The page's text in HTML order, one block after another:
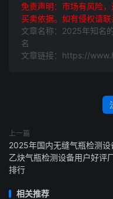
免责声明：市场有风险
买卖依据。如有侵权请联
文章名称：2025年知名
名
文章链接：https://
上一篇
2025年国内无缝气瓶检测设
乙炔气瓶检测设备用户好评
排行
相关推荐